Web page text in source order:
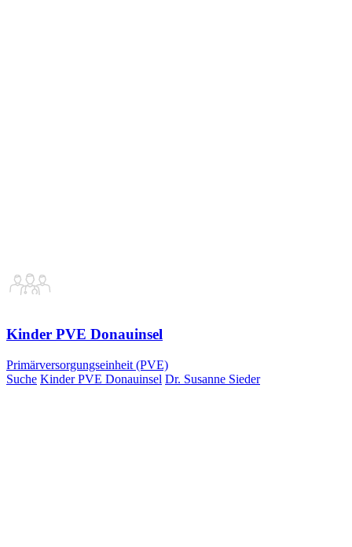
Kinder PVE Donauinsel
Primärversorgungseinheit (PVE)
Suche Kinder PVE Donauinsel Dr. Susanne Sieder